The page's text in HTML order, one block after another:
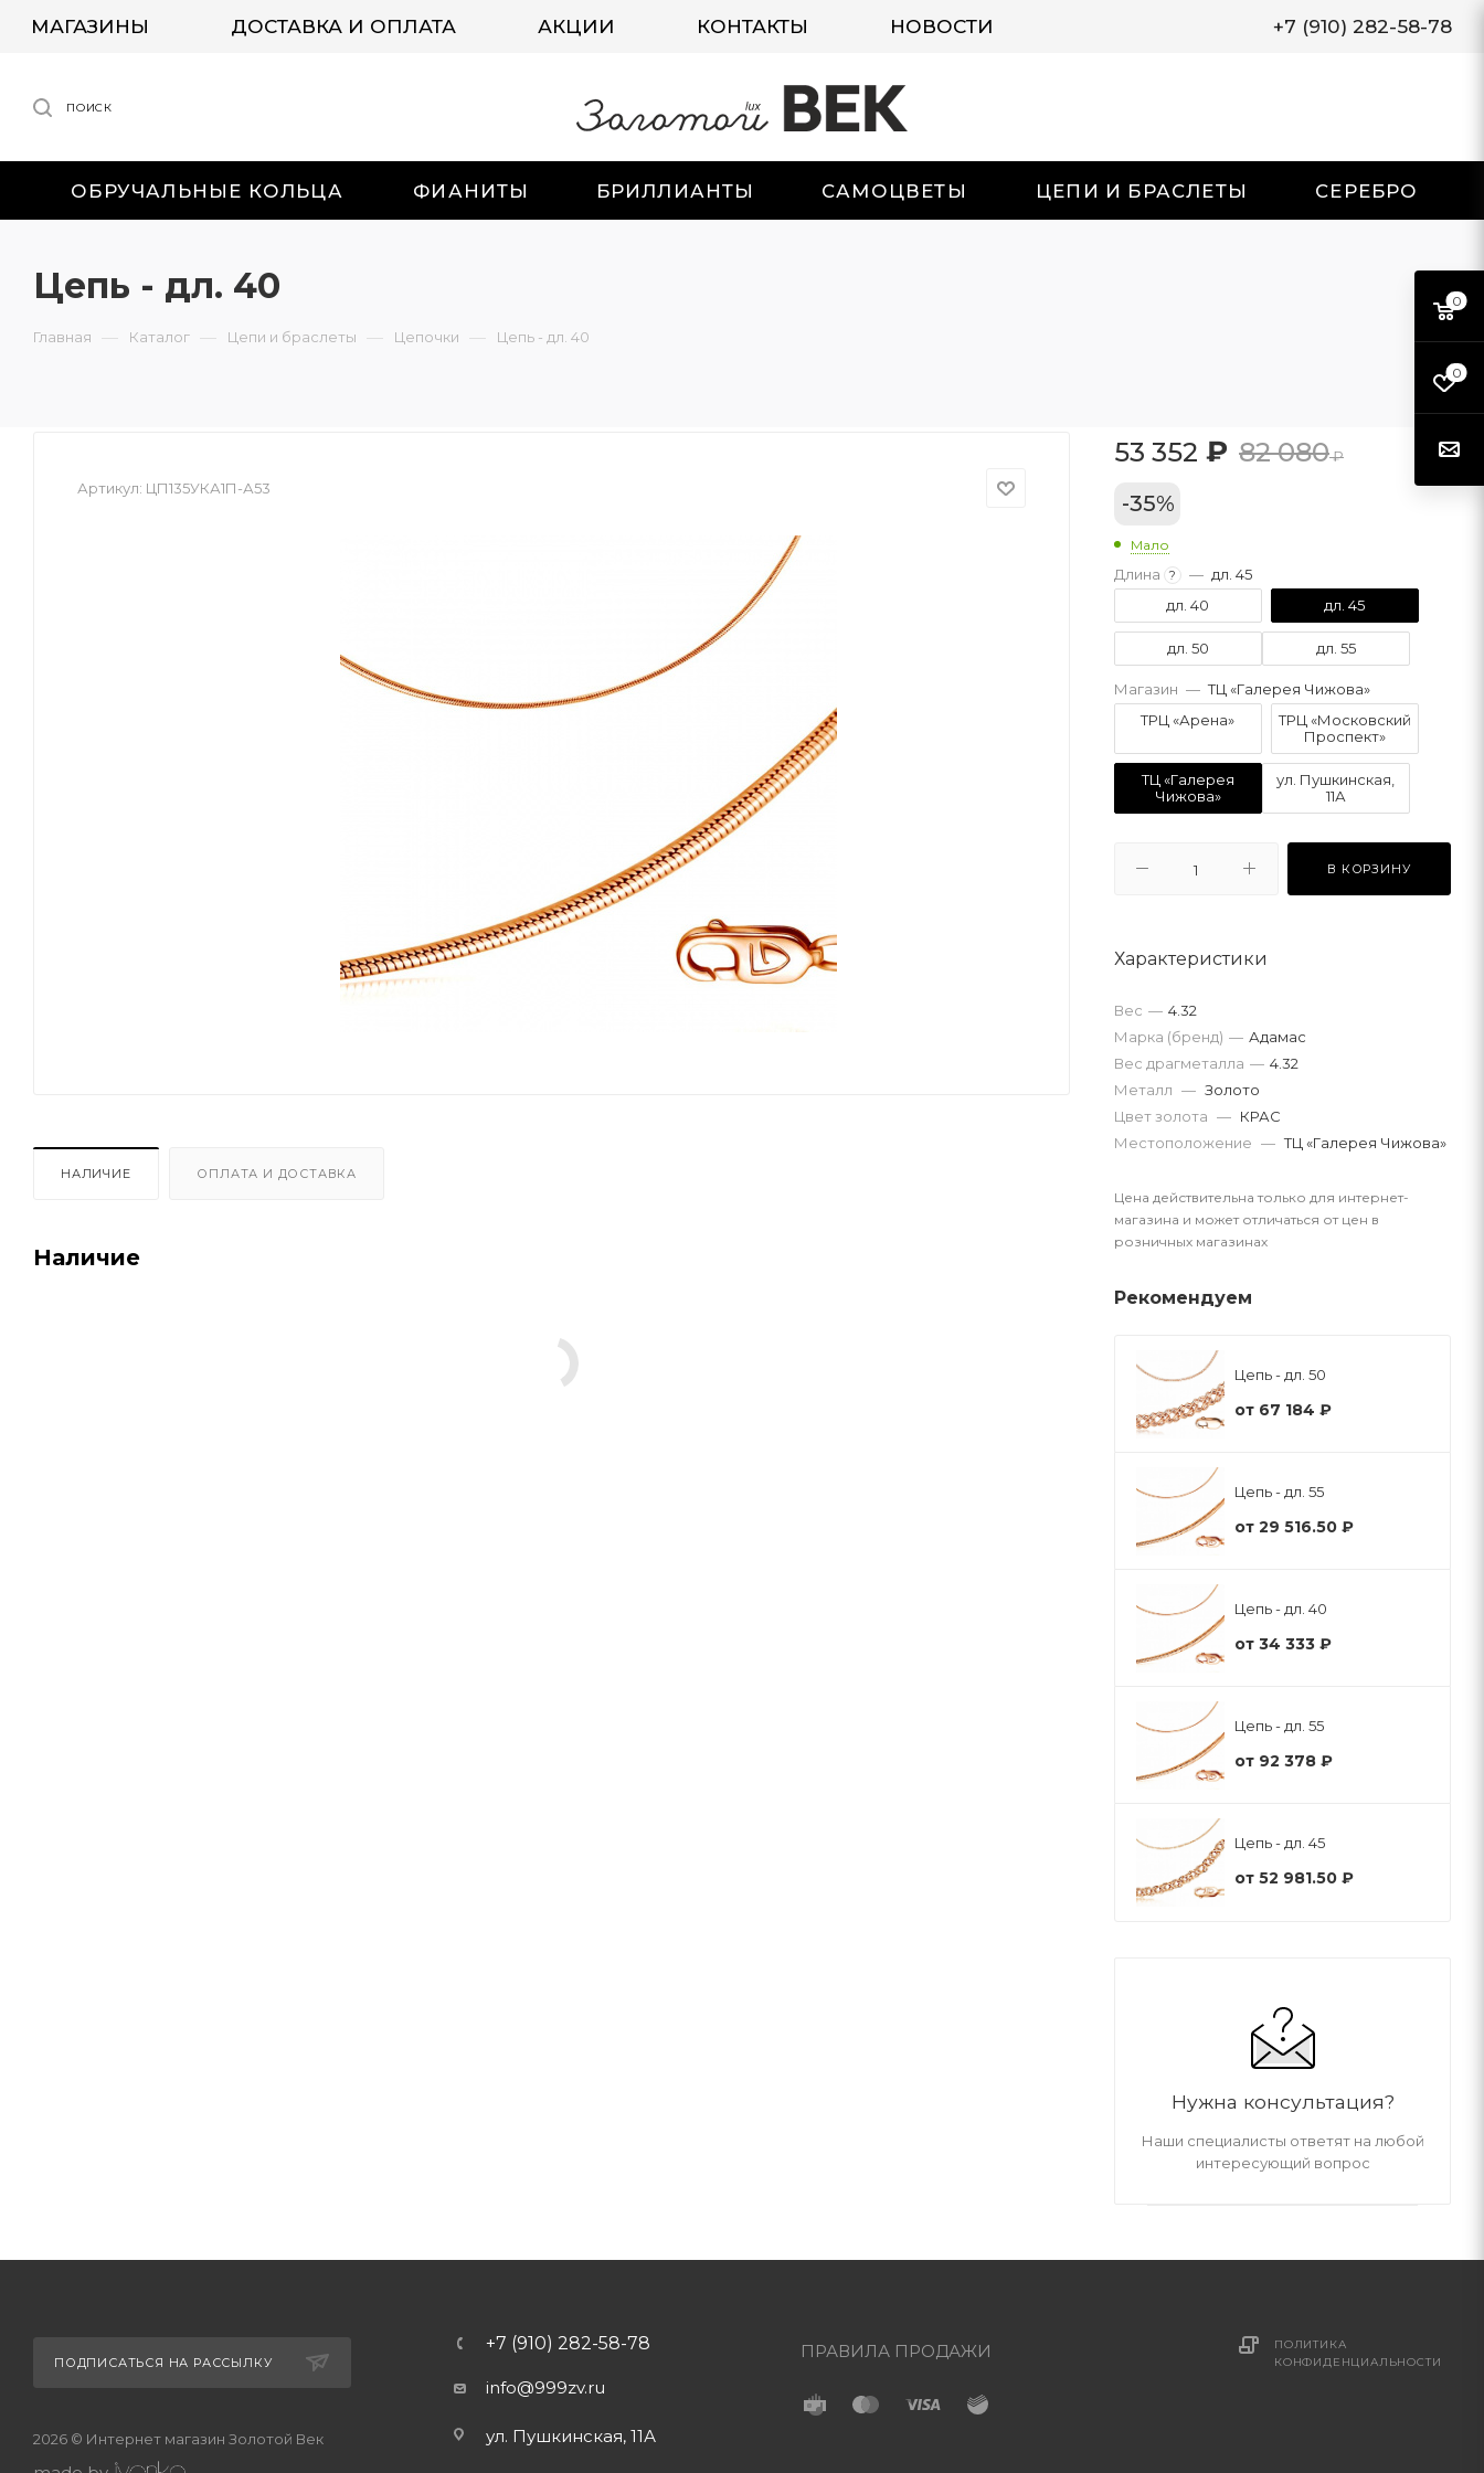
МАГАЗИНЫ ДОСТАВКА И ОПЛАТА АКЦИИ КОНТАКТЫ НОВОСТИ +7 (910) 282-58-78
ПОИСК
ОБРУЧАЛЬНЫЕ КОЛЬЦА ФИАНИТЫ БРИЛЛИАНТЫ САМОЦВЕТЫ ЦЕПИ И БРАСЛЕТЫ СЕРЕБРО
Цепь - дл. 40
Главная — Каталог — Цепи и браслеты — Цепочки — Цепь - дл. 40
Артикул: ЦП135УКА1П-А53
НАЛИЧИЕ ОПЛАТА И ДОСТАВКА
Наличие
53 352 ₽ 82 080₽
-35%
Мало
Длина ? — дл. 45
дл. 40
дл. 45
дл. 50 дл. 55
Магазин — ТЦ «Галерея Чижова»
ТРЦ «Арена»
ТРЦ «Московский
Проспект»
ТЦ «Галерея
Чижова»
ул. Пушкинская,
11А
В КОРЗИНУ
Характеристики
Вес драгметалла — 4.32
Марка (бренд) — Адамас
Вес — 4.32
Металл — Золото
Цвет золота — КРАС
Местоположение — ТЦ «Галерея Чижова»
Цена действительна только для интернет-
магазина и может отличаться от цен в
розничных магазинах
Рекомендуем
Цепь - дл. 50
от 67 184 ₽
Цепь - дл. 55
от 29 516.50 ₽
Цепь - дл. 40
от 34 333 ₽
Цепь - дл. 55
от 92 378 ₽
Цепь - дл. 45
от 52 981.50 ₽
Нужна консультация?
Наши специалисты ответят на любой
интересующий вопрос
ПОДПИСАТЬСЯ НА РАССЫЛКУ
2026 © Интернет магазин Золотой Век
+7 (910) 282-58-78
info@999zv.ru
ул. Пушкинская, 11А
ПРАВИЛА ПРОДАЖИ
ПОЛИТИКА
КОНФИДЕНЦИАЛЬНОСТИ
0
0